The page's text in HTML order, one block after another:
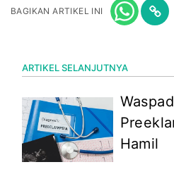
BAGIKAN ARTIKEL INI
ARTIKEL SELANJUTNYA
Hamil